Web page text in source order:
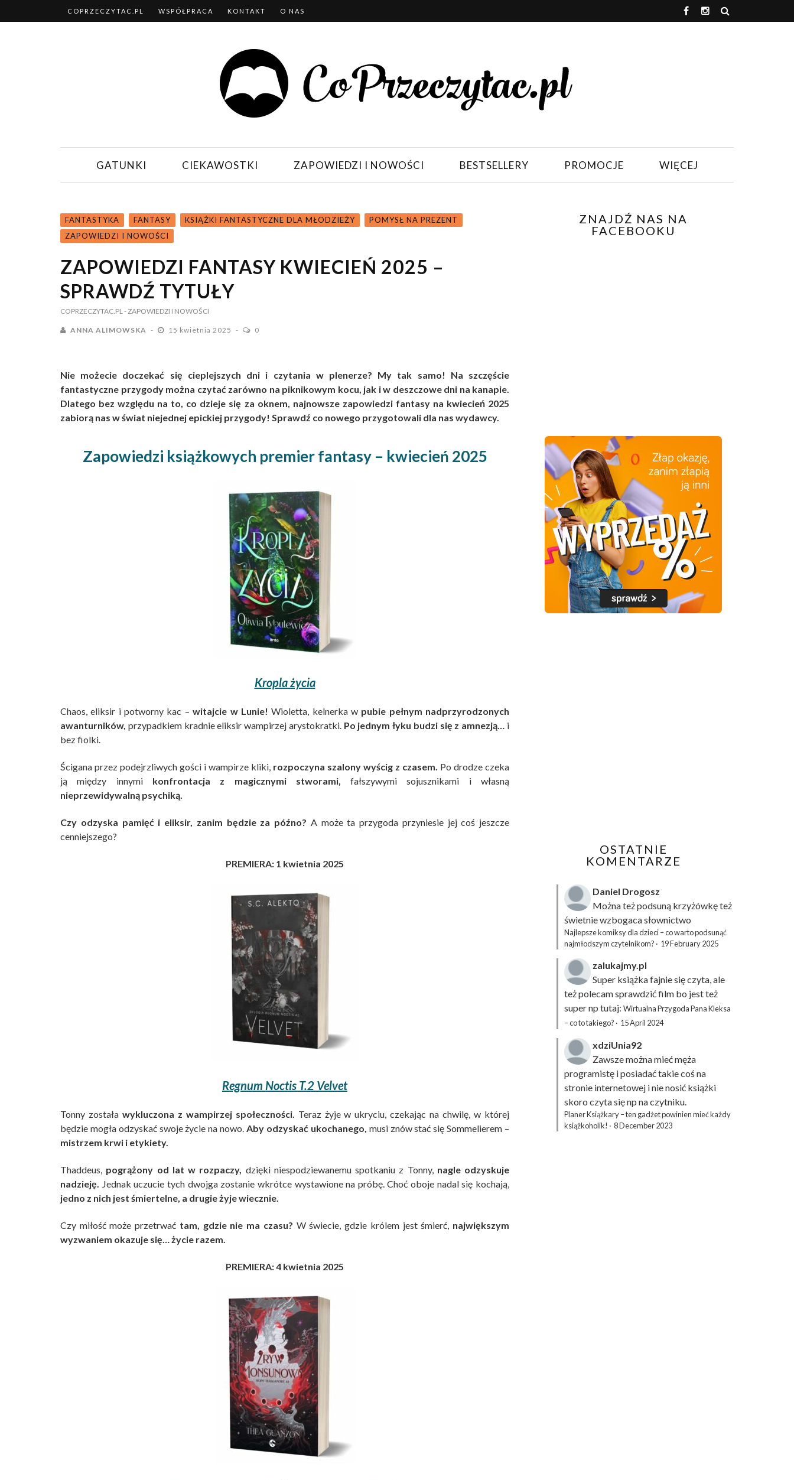
COPRZECZYTAC.PL WSPÓŁPRACA KONTAKT O NAS
GATUNKI CIEKAWOSTKI ZAPOWIEDZI I NOWOŚCI BESTSELLERY PROMOCJE WIĘCEJ
FANTASTYKA FANTASY KSIĄŻKI FANTASTYCZNE DLA MŁODZIEŻY
POMYSŁ NA PREZENT
ZAPOWIEDZI I NOWOŚCI
ZAPOWIEDZI FANTASY KWIECIEŃ 2025 –
SPRAWDŹ TYTUŁY
COPRZECZYTAC.PL- ZAPOWIEDZI I NOWOŚCI
ANNA ALIMOWSKA 15 kwietnia 2025 0
Nie możecie doczekać się cieplejszych dni i czytania w plenerze? My tak samo! Na szczęście
fantastyczne przygody można czytać zarówno na piknikowym kocu, jak i w deszczowe dni na kanapie.
Dlatego bez względu na to, co dzieje się za oknem, najnowsze zapowiedzi fantasy na kwiecień 2025
zabiorą nas w świat niejednej epickiej przygody! Sprawdź co nowego przygotowali dla nas wydawcy.
Zapowiedzi książkowych premier fantasy – kwiecień 2025
Kropla życia
Chaos, eliksir i potworny kac –witajcie w Lunie! Wioletta, kelnerka w pubie pełnym nadprzyrodzonych
awanturników, przypadkiem kradnie eliksir wampirzej arystokratki. Po jednym łyku budzi się z amnezją…
i
bez fiolki.
Ścigana przez podejrzliwych gości i wampirze kliki, rozpoczyna szalony wyścig z czasem. Po drodze czeka
ją między innymi konfrontacja z magicznymi stworami,
fałszywymi sojusznikami i własną
nieprzewidywalną psychiką.
Czy odzyska pamięć i eliksir, zanim będzie za późno? A może ta przygoda przyniesie jej coś jeszcze
cenniejszego?
PREMIERA: 1 kwietnia 2025
Regnum Noctis T.2 Velvet
Tonny została wykluczona z wampirzej społeczności. Teraz żyje w ukryciu, czekając na chwilę, w której
będzie mogła odzyskać swoje życie na nowo. Aby odzyskać ukochanego, musi znów stać się Sommelierem –
mistrzem krwi i etykiety.
Thaddeus, pogrążony od lat w rozpaczy, dzięki niespodziewanemu spotkaniu z Tonny, nagle odzyskuje
nadzieję.
Jednak uczucie tych dwojga zostanie wkrótce wystawione na próbę. Choć oboje nadal się kochają,
jedno z nich jest śmiertelne, a drugie żyje wiecznie.
Czy miłość może przetrwać tam, gdzie nie ma czasu? W świecie, gdzie królem jest śmierć, największym
wyzwaniem okazuje się… życie razem.
PREMIERA: 4 kwietnia 2025
ZNAJDŹ NAS NA
FACEBOOKU
OSTATNIE
KOMENTARZE
Daniel Drogosz
Można też podsuną krzyżówkęteż
świetnie wzbogaca słownictwo
Najlepsze komiksy dla dzieci – co warto podsunąć
najmłodszym czytelnikom? · 19 February 2025
zalukajmy.pl
Super książka fajnie się czyta, ale
też polecam sprawdzić film bo jest też
super np tutaj: Wirtualna Przygoda Pana Kleksa
– co to takiego? · 15 April 2024
xdziUnia92
Zawsze można mieć męża
programistę i posiadać takie coś na
stronie internetowej i nie nosić książki
skoro czyta się np na czytniku.
Planer Książkary – ten gadżet powinien mieć każdy
książkoholik! · 8 December 2023